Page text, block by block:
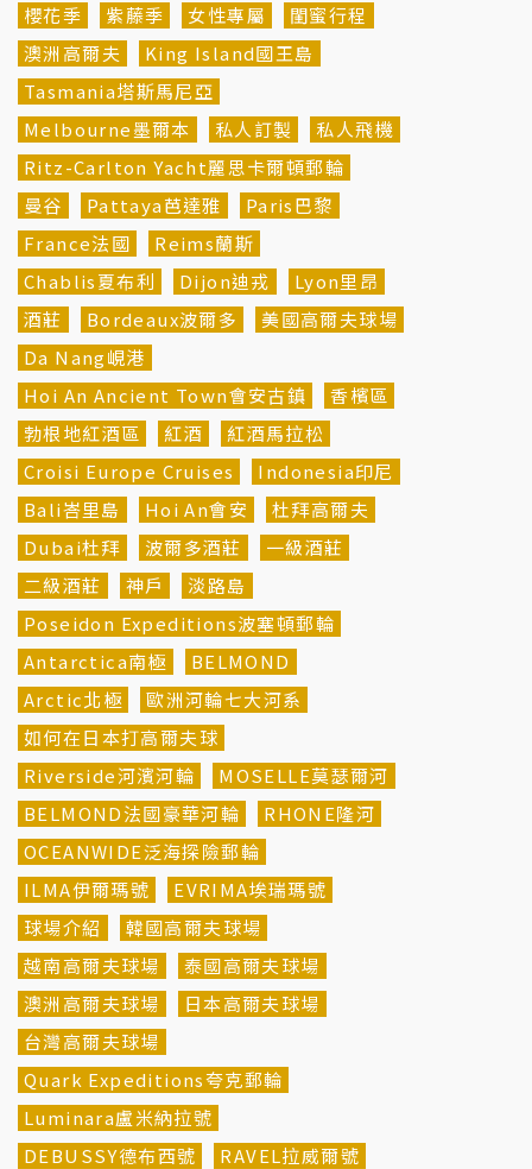
櫻花季
紫藤季 女性專屬
閨蜜行程
澳洲高爾夫
King Island國王島
Tasmania塔斯馬尼亞
Melbourne墨爾本
私人訂製
私人飛機
Ritz-Carlton Yacht麗思卡爾頓郵輪
曼谷
Pattaya芭達雅
Paris巴黎
France法國
Reims蘭斯
Chablis夏布利
Dijon迪戎
Lyon里昂
酒莊
Bordeaux波爾多
美國高爾夫球場
Da Nang峴港
Hoi An Ancient Town會安古鎮
香檳區
勃根地紅酒區
紅酒
紅酒馬拉松
Croisi Europe Cruises
Indonesia印尼
Bali峇里島
Hoi An會安
杜拜高爾夫
Dubai杜拜
波爾多酒莊
一級酒莊
二級酒莊
神戶
淡路島
Poseidon Expeditions波塞頓郵輪
Antarctica南極
BELMOND
Arctic北極
歐洲河輪七大河系
如何在日本打高爾夫球
Riverside河濱河輪
MOSELLE莫瑟爾河
BELMOND法國豪華河輪
RHONE隆河
OCEANWIDE泛海探險郵輪
ILMA伊爾瑪號
EVRIMA埃瑞瑪號
球場介紹
韓國高爾夫球場
越南高爾夫球場
泰國高爾夫球場
澳洲高爾夫球場
日本高爾夫球場
台灣高爾夫球場
Quark Expeditions夸克郵輪
Luminara盧米納拉號
DEBUSSY德布西號
RAVEL拉威爾號